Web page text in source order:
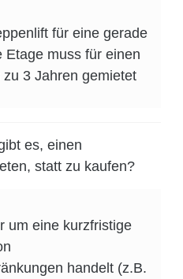
für eine gerade
Etage muss für einen
3 Jahren gemietet
es, einen
statt zu kaufen?
um eine kurzfristige
handelt (z.B.